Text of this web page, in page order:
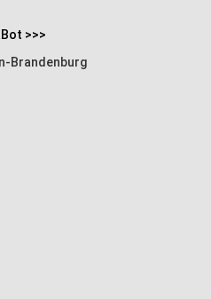
>>>
Brandenburg